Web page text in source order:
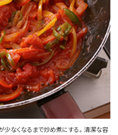
少なくなるまで炒め煮にする。清潔な容